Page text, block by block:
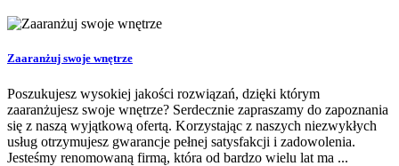
Zaaranżuj swoje wnętrze
Poszukujesz wysokiej jakości rozwiązań, dzięki którym
zaaranżujesz swoje wnętrze? Serdecznie zapraszamy do zapoznania
się z naszą wyjątkową ofertą. Korzystając z naszych niezwykłych
usług otrzymujesz gwarancje pełnej satysfakcji i zadowolenia.
Jesteśmy renomowaną firmą, która od bardzo wielu lat ma ...